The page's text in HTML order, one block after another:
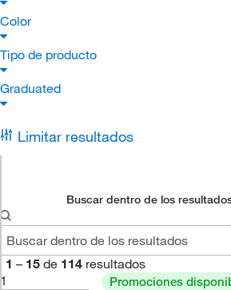
Color
Tipo de producto
Graduated
Limitar resultados
Buscar dentro de los
1 – 15 de 114 resultados
1
Promociones